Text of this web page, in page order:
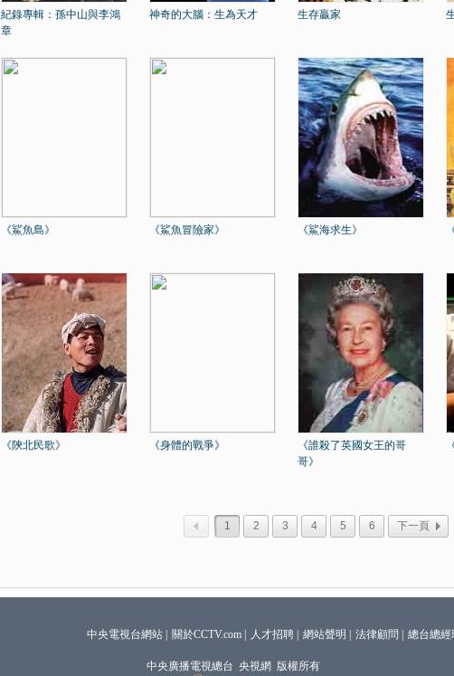
紀錄專輯：孫中山與李鴻
章
神奇的大腦：生為天才 生存贏家
《鯊魚島》 《鯊魚冒險家》 《鯊海求生》
《陝北民歌》 《身體的戰爭》
《誰殺了英國女王的哥
哥》
1 2 3 4 5 6 下一頁
中央電視台網站 關於CCTV.com 人才招聘 網站聲明 法律顧問 總台總經
中央廣播電視總台 央視網 版權所有